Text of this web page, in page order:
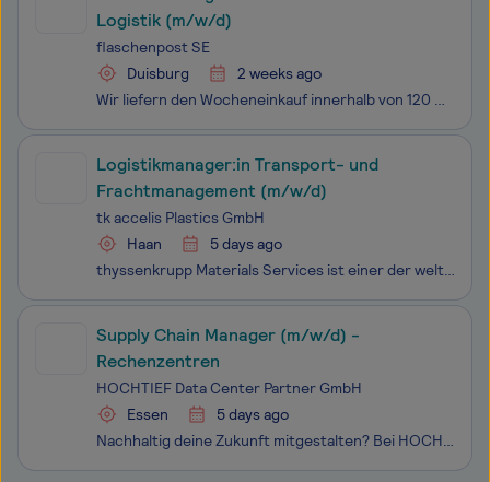
Logistik (m/w/d)
flaschenpost SE
Duisburg
2 weeks ago
Wir liefern den Wocheneinkauf innerhalb von 120 Minuten zu unseren Kund:innen. Gemeinsam mit über 20.000 Kolleg:innen schaffen wir es, eine komplette Branche neu zu erfinden. Seit unserer Gründung im Jahr 2016 sind wir mittlerweile als Sofortlieferdienst für Getränke und Lebensmittel in nahezu allen
Logistikmanager:in Transport- und
Frachtmanagement (m/w/d)
tk accelis Plastics GmbH
Haan
5 days ago
thyssenkrupp Materials Services ist einer der weltweit führenden Werkstoff-Händler und -Dienstleister. Das bedeutet: Es gibt kaum etwas im Alltag, das nicht von uns geliefert, bearbeitet oder bewegt worden ist. Wir tragen dazu bei, dass Tag für Tag Autos vom Band rollen, Gebäude gebaut werden, Flugz
Supply Chain Manager (m/w/d) -
Rechenzentren
HOCHTIEF Data Center Partner GmbH
Essen
5 days ago
Nachhaltig deine Zukunft mitgestalten? Bei HOCHTIEF verfolgen wir das Ziel, die Nachhaltigkeit des Rechenzentrums auf ein neues Niveau zu heben, sowohl im Bau als auch über den Lebenszyklus hinweg. Auf diese Art bringen wir Nachhaltigkeit und die zunehmende Nachfrage nach Rechenleistung in Eink